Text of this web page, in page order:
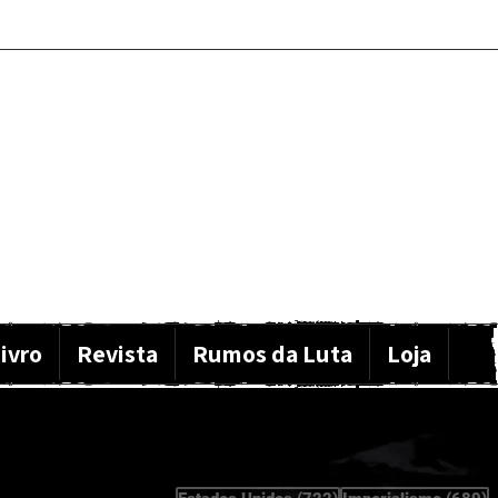
Revista Rumos da Luta Loja